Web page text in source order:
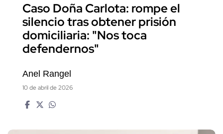
Caso Doña Carlota: rompe el
silencio tras obtener prisión
domiciliaria: "Nos toca
defendernos"
Anel Rangel
10 de abril de 2026